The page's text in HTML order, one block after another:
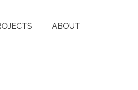
ABOUT